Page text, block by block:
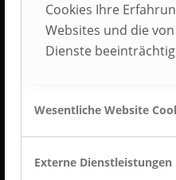
Cookies Ihre
Websites und die
Dienste
Wesentliche Website
Externe Dienstleistungen
Tel.: +49 5744 5070-0
Fax.: +49 5744 5070-25
BEST PLACE TO